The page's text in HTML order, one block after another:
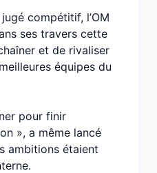
compétitif, l’OM
ses travers cette
et de rivaliser
équipes du
pour finir
», a même lancé
ambitions étaient